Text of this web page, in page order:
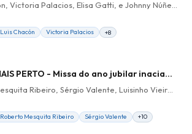
Luis Chacón Victoria Palacios +8
CHEGA MAIS PERTO - Missa do ano jubilar inaciano - Comunhão
Roberto Mesquita Ribeiro Sérgio Valente +10